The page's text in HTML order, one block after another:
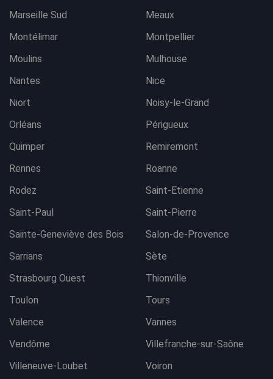
Marseille Sud
Meaux
Montélimar
Montpellier
Moulins
Mulhouse
Nantes
Nice
Niort
Noisy-le-Grand
Orléans
Périgueux
Quimper
Remiremont
Rennes
Roanne
Rodez
Saint-Etienne
Saint-Paul
Saint-Pierre
Sainte-Geneviève des Bois
Salon-de-Provence
Sarrians
Sète
Strasbourg Ouest
Thionville
Toulon
Tours
Valence
Vannes
Vendôme
Villefranche-sur-Saône
Villeneuve-Loubet
Voiron